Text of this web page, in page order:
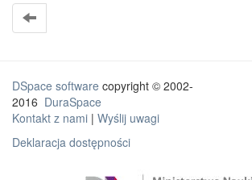
DSpace software copyright © 2002-
2016 DuraSpace
Kontakt z nami | Wyślij uwagi
Deklaracja dostępności